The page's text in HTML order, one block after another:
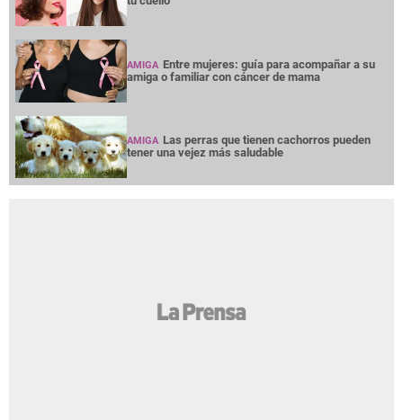
AMIGA Entre mujeres: guía para acompañar a su
amiga o familiar con cáncer de mama
AMIGA Las perras que tienen cachorros pueden
tener una vejez más saludable